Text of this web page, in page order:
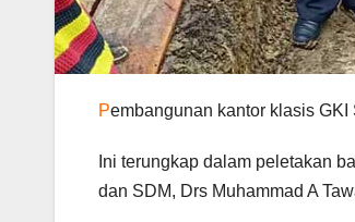
Pembangunan kantor klasis
Ini terungkap dalam peletakan
dan SDM, Drs Muhammad A